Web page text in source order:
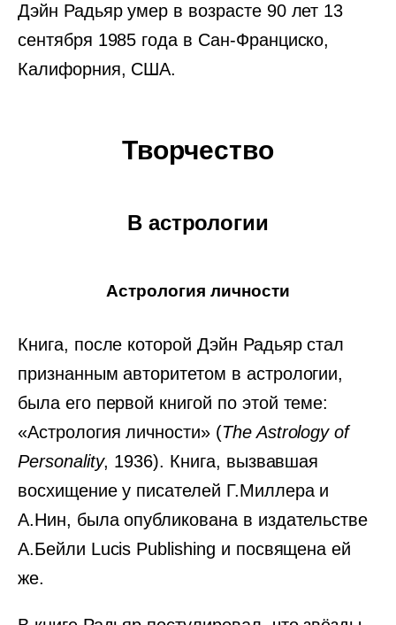
Дэйн Радьяр умер в возрасте 90 лет 13
сентября 1985 года в Сан-Франциско,
Калифорния, США.
Творчество
В астрологии
Астрология личности
Книга, после которой Дэйн Радьяр стал
признанным авторитетом в астрологии,
была его первой книгой по этой теме:
«Астрология личности» (The Astrology of
Personality, 1936). Книга, вызвавшая
восхищение у писателей Г.Миллера и
А.Нин, была опубликована в издательстве
А.Бейли Lucis Publishing и посвящена ей
же.